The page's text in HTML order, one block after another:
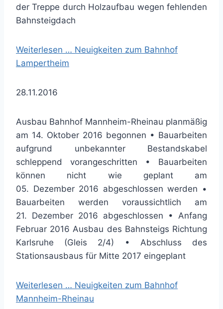
der Treppe durch Holzaufbau wegen fehlenden
Bahnsteigdach
Weiterlesen … Neuigkeiten zum Bahnhof
Lampertheim
28.11.2016
Ausbau Bahnhof Mannheim-Rheinau planmäßig
am 14. Oktober 2016 begonnen • Bauarbeiten
aufgrund unbekannter Bestandskabel
schleppend vorangeschritten • Bauarbeiten
können nicht wie geplant am
05. Dezember 2016 abgeschlossen werden •
Bauarbeiten werden voraussichtlich am
21. Dezember 2016 abgeschlossen • Anfang
Februar 2016 Ausbau des Bahnsteigs Richtung
Karlsruhe (Gleis 2/4) • Abschluss des
Stationsausbaus für Mitte 2017 eingeplant
Weiterlesen … Neuigkeiten zum Bahnhof
Mannheim-Rheinau